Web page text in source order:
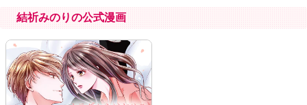
結祈みのりの公式漫画